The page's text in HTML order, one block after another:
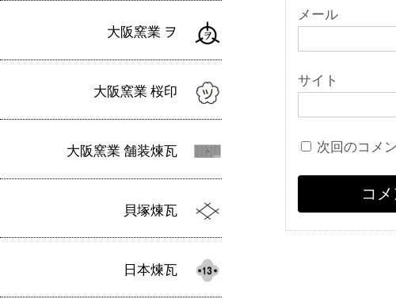
大阪窯業 ヲ
大阪窯業 桜印
大阪窯業 舗装煉瓦
貝塚煉瓦
日本煉瓦
メール
サイト
次回のコメ